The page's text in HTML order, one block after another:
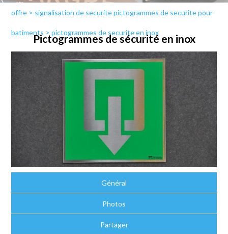
offre > signalisation de securite pictogrammes de securite pour
batiments >pictogrammes de securite en inox
Pictogrammes de sécurité en inox
Général
Photos
Partager